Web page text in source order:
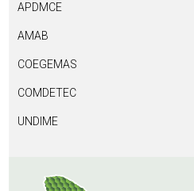
APDMCE
AMAB
COEGEMAS
COMDETEC
UNDIME